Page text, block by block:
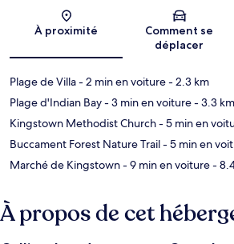
Carte
À proximité
Comment se
déplacer
Plage de Villa- 2 min en voiture- 2.3 km
Plage d'Indian Bay- 3 min en voiture- 3.3 km
Kingstown Methodist Church- 5 min en
Buccament Forest Nature Trail- 5 min en
Marché de Kingstown- 9 min en voiture-
À propos de cet